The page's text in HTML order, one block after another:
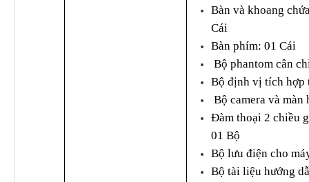
Bàn và khoang
Cái
Bàn phím: 01 Cái
Bộ phantom cân
Bộ định vị tích hợp
Bộ camera và
Đàm thoại 2 chiều
01 Bộ
Bộ lưu điện cho
Bộ tài liệu hướng